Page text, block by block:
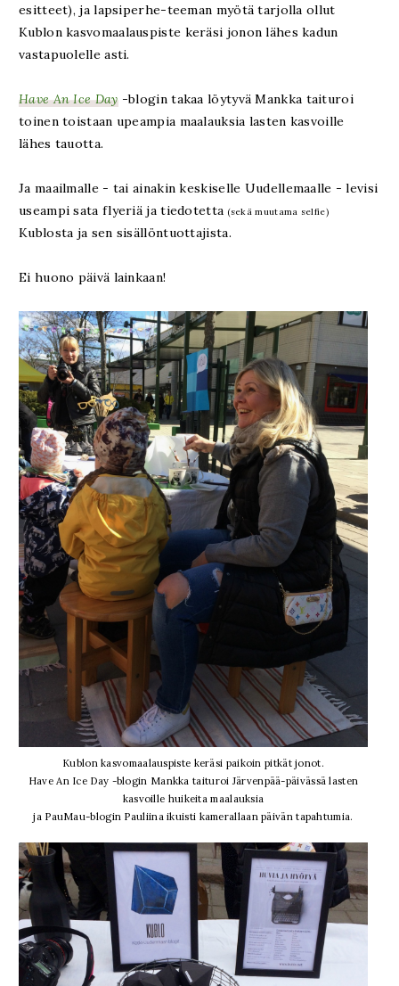
esitteet), ja lapsiperhe-teeman myötä tarjolla ollut
Kublon kasvomaalauspiste keräsi jonon lähes kadun
vastapuolelle asti.
Have An Ice Day-blogin takaa löytyvä Mankka taituroi
toinen toistaan upeampia maalauksia lasten kasvoille
lähes tauotta.
Ja maailmalle - tai ainakin keskiselle Uudellemaalle - levisi
useampi sata flyeriä ja tiedotetta (sekä muutama selfie)
Kublosta ja sen sisällöntuottajista.
Ei huono päivä lainkaan!
Kublon kasvomaalauspiste keräsi paikoin pitkät jonot.
Have An Ice Day -blogin Mankka taituroi Järvenpää-päivässä lasten
kasvoille huikeita maalauksia
ja PauMau-blogin Pauliina ikuisti kamerallaan päivän tapahtumia.